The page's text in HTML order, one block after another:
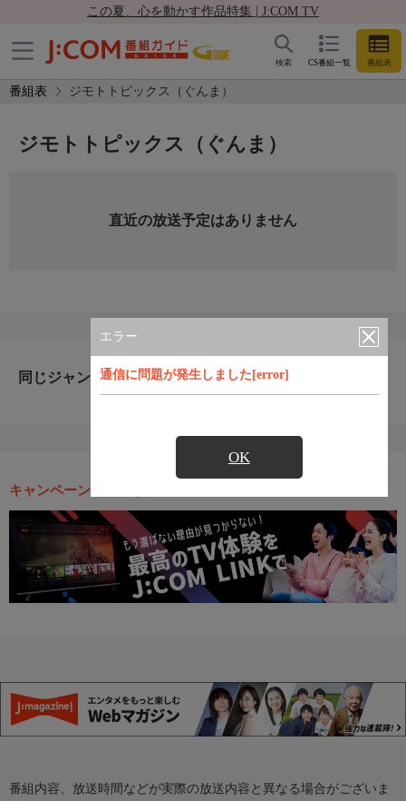
この夏、心を動かす作品特集 | J:COM TV
CS番組一覧 番組表
検索
番組表 ジモトトピックス（ぐんま）
エラー
通信に問題が発生しました[error]
OK
ジモトトピックス（ぐんま）
直近の放送予定はありません
同じジャンルのおすすめ番組
キャンペーン・お得な情報
番組内容、放送時間などが実際の放送内容と異なる場合がございま